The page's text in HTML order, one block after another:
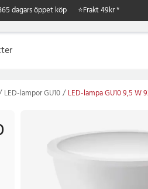
dagars öppet köp ⭐Frakt 49kr *
LED-lampor GU10 LED-lampa GU10 9,5 W